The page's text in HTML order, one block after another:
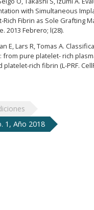
with Simultaneous
Rich Fibrin as Sole Grafting
2013 Febrero; l(28).
E, Lars R, Tomas A.
from pure platelet- rich
platelet-rich fibrin (L-PRF.
1, Año 2018